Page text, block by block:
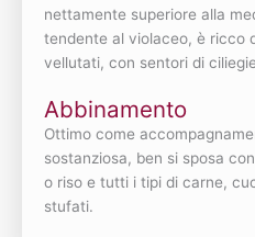
nettamente superiore alla
tendente al violaceo, è ricco
vellutati, con sentori di
Abbinamento
Ottimo come
sostanziosa, ben si sposa
o riso e tutti i tipi di carne,
stufati.